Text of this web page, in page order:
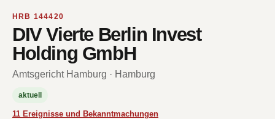
HRB 144420
DIV Vierte Berlin Invest
Holding GmbH
Amtsgericht Hamburg · Hamburg
aktuell
11 Ereignisse und Bekanntmachungen